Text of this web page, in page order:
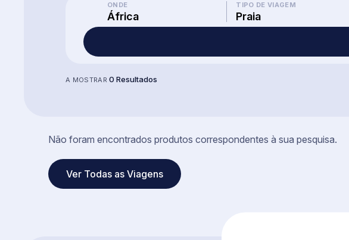
ONDE
África
TIPO DE VIAGEM
Praia
A MOSTRAR0 Resultados
Não foram encontrados produtos correspondentes à sua pesquisa.
Ver Todas as Viagens